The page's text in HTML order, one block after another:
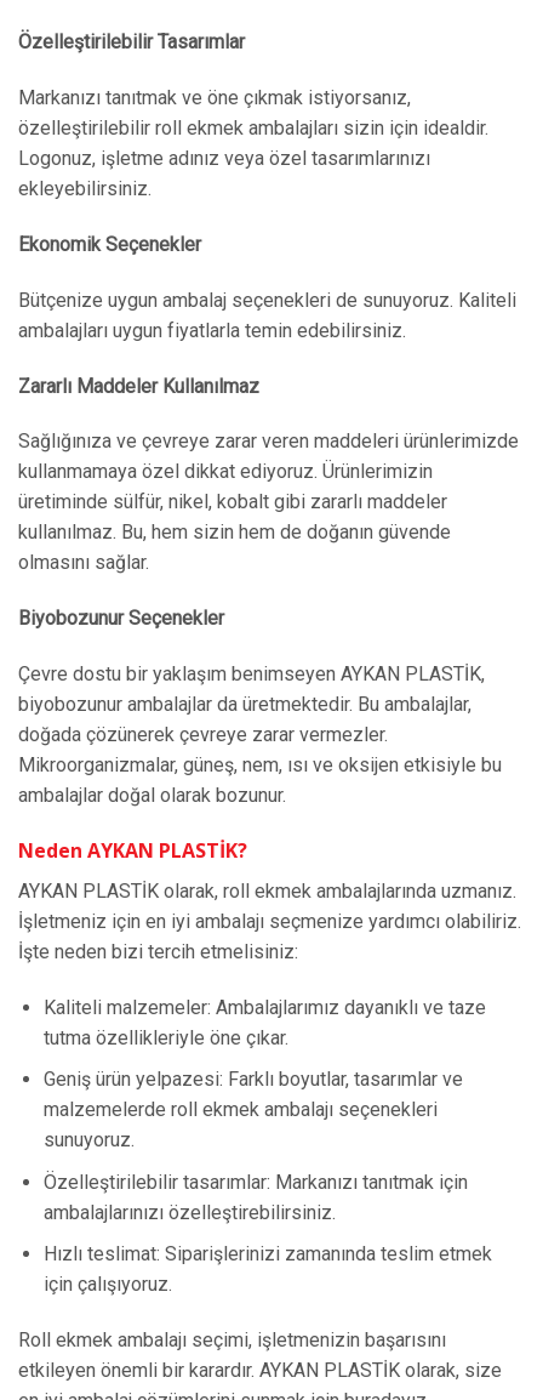
Özelleştirilebilir Tasarımlar
Markanızı tanıtmak ve öne çıkmak istiyorsanız,
özelleştirilebilir roll ekmek ambalajları sizin için idealdir.
Logonuz, işletme adınız veya özel tasarımlarınızı
ekleyebilirsiniz.
Ekonomik Seçenekler
Bütçenize uygun ambalaj seçenekleri de sunuyoruz. Kaliteli
ambalajları uygun fiyatlarla temin edebilirsiniz.
Zararlı Maddeler Kullanılmaz
Sağlığınıza ve çevreye zarar veren maddeleri ürünlerimizde
kullanmamaya özel dikkat ediyoruz. Ürünlerimizin
üretiminde sülfür, nikel, kobalt gibi zararlı maddeler
kullanılmaz. Bu, hem sizin hem de doğanın güvende
olmasını sağlar.
Biyobozunur Seçenekler
Çevre dostu bir yaklaşım benimseyen AYKAN PLASTİK,
biyobozunur ambalajlar da üretmektedir. Bu ambalajlar,
doğada çözünerek çevreye zarar vermezler.
Mikroorganizmalar, güneş, nem, ısı ve oksijen etkisiyle bu
ambalajlar doğal olarak bozunur.
Neden AYKAN PLASTİK?
AYKAN PLASTİK olarak, roll ekmek ambalajlarında uzmanız.
İşletmeniz için en iyi ambalajı seçmenize yardımcı olabiliriz.
İşte neden bizi tercih etmelisiniz:
Kaliteli malzemeler: Ambalajlarımız dayanıklı ve taze
tutma özellikleriyle öne çıkar.
Geniş ürün yelpazesi: Farklı boyutlar, tasarımlar ve
malzemelerde roll ekmek ambalajı seçenekleri
sunuyoruz.
Özelleştirilebilir tasarımlar: Markanızı tanıtmak için
ambalajlarınızı özelleştirebilirsiniz.
Hızlı teslimat: Siparişlerinizi zamanında teslim etmek
için çalışıyoruz.
Roll ekmek ambalajı seçimi, işletmenizin başarısını
etkileyen önemli bir karardır. AYKAN PLASTİK olarak, size